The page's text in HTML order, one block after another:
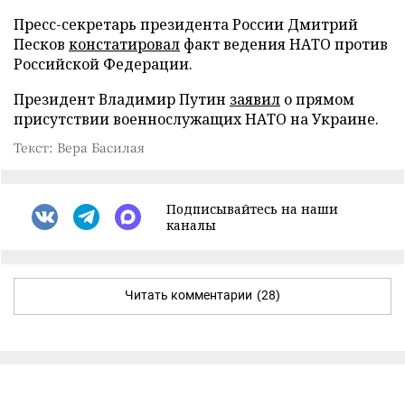
Пресс-секретарь президента России Дмитрий
Песков констатировал факт ведения НАТО против
Российской Федерации.
Президент Владимир Путин заявил о прямом
присутствии военнослужащих НАТО на Украине.
Текст: Вера Басилая
Подписывайтесь на наши
каналы
Читать комментарии (28)